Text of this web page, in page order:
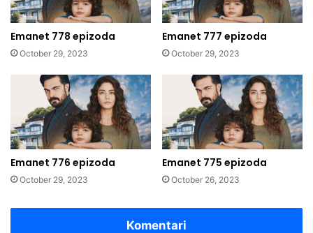
Emanet 778 epizoda
October 29, 2023
Emanet 777 epizoda
October 29, 2023
Emanet 776 epizoda
October 29, 2023
Emanet 775 epizoda
October 26, 2023
Komentari